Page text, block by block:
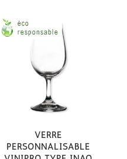
Verre
personnalisable